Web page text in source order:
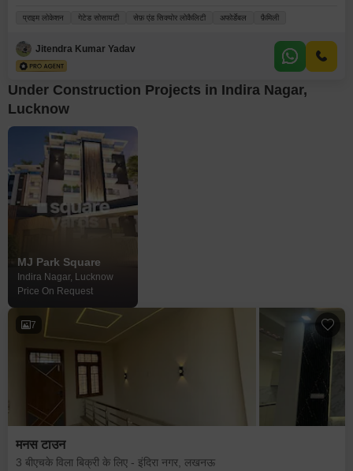
प्राइम लोकेशन गेटेड सोसायटी सेफ़ एंड सिक्योर लोकैलिटी अफोर्डेबल फ़ैमिली
Jitendra Kumar Yadav
Under Construction Projects in Indira Nagar,
Lucknow
MJ Park Square
Indira Nagar, Lucknow
Price On Request
7
मनस टाउन
3 बीएचके विला बिक्री के लिए - इंदिरा नगर, लखनऊ